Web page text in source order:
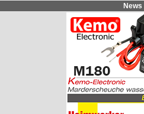
News